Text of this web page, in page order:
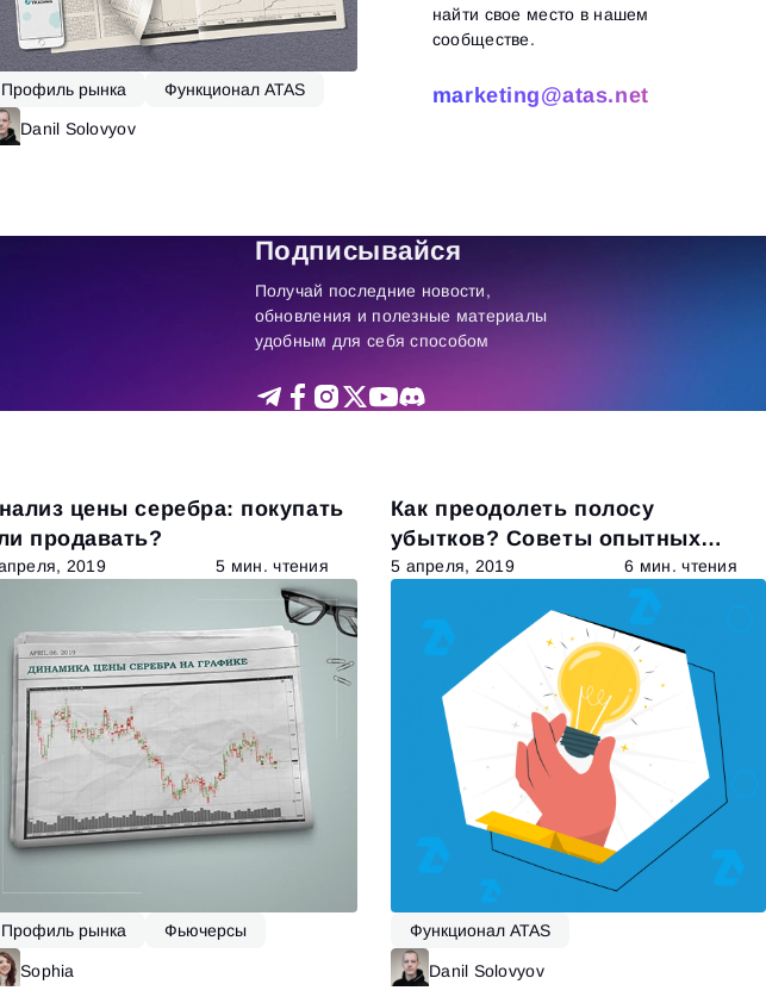
Профиль рынка
Функционал ATAS
Акции
Danil Solovyov
найти свое место в нашем
сообществе.
marketing@atas.net
цены серебра: покупать
продавать?
2019 5 мин. чтения
Профиль рынка
Фьючерсы
Функционал ATAS
Sophia
Как преодолеть полосу
убытков? Советы опытных
трейдеров
5 апреля, 2019 6 мин. чтения
Функционал ATAS
Danil Solovyov
Подписывайся
Получай последние новости,
обновления и полезные материалы
удобным для себя способом